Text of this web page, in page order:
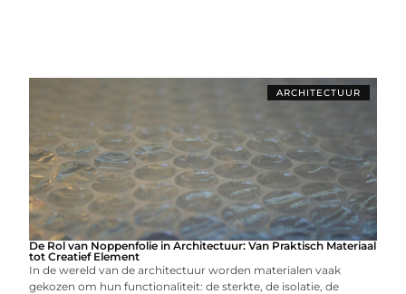
ARCHITECTUUR
De Rol van Noppenfolie in Architectuur: Van Praktisch Materiaal
tot Creatief Element
In de wereld van de architectuur worden materialen vaak
gekozen om hun functionaliteit: de sterkte, de isolatie, de